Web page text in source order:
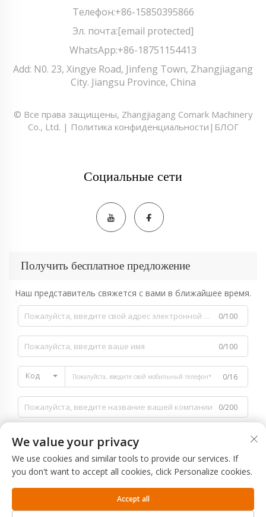
Телефон:+86-15850395866
Эл. почта:[email protected]
WhatsApp:+86-18751154413
Add: N0. 23, Xingye Road, Jinfeng Town, Zhangjiagang
City. Jiangsu Province, China
© Все права защищены, Zhangjiagang Comark Machinery
Co., Ltd. | Политика конфиденциальности | БЛОГ
Социальные сети
Получить бесплатное предложение
Наш представитель свяжется с вами в ближайшее время.
0/100
0/100
Код 0/16
0/200
0/1000
Отправить
We value your privacy
We use cookies and similar tools to provide our services. If
you don't want to accept all cookies, click Personalize cookies.
Accept all